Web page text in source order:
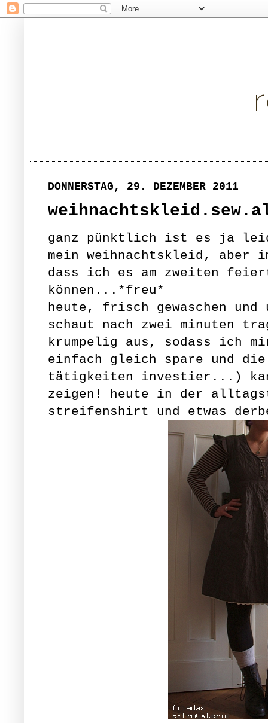
DONNERSTAG, 29. DEZEMBER 2011
ganz pünktlich ist es ja
mein weihnachtskleid, aber
dass ich es am zweiten
können...*freu*
heute, frisch gewaschen
schaut nach zwei minuten
krumpelig aus, sodass ich
einfach gleich spare und
tätigkeiten investier...)
zeigen! heute in der
streifenshirt und etwas